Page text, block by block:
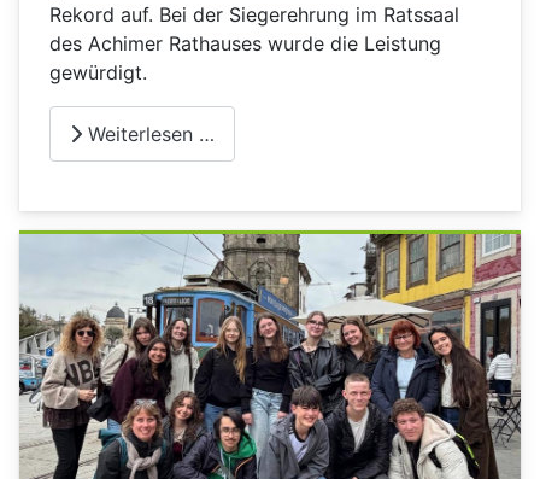
Rekord auf. Bei der Siegerehrung im Ratssaal
des Achimer Rathauses wurde die Leistung
gewürdigt.
Weiterlesen …